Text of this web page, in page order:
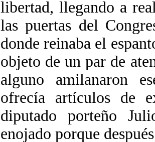
libertad, llegando a
las puertas del
donde reinaba el
objeto de un par de
alguno amilanaron
ofrecía artículos de
diputado porteño
enojado porque